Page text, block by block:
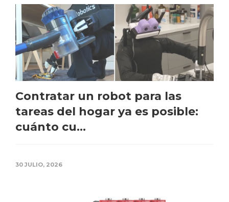
Contratar un robot para las
tareas del hogar ya es posible:
cuánto cu...
30 JULIO, 2026